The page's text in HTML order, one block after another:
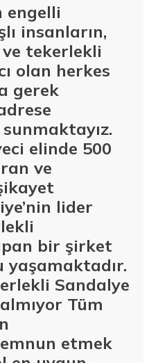
engelli
insanların,
tekerlekli
olan herkes
gerek
elinde 500
ve
lider
bir şirket
yaşamaktadır.
Sandalye
Tüm
etmek